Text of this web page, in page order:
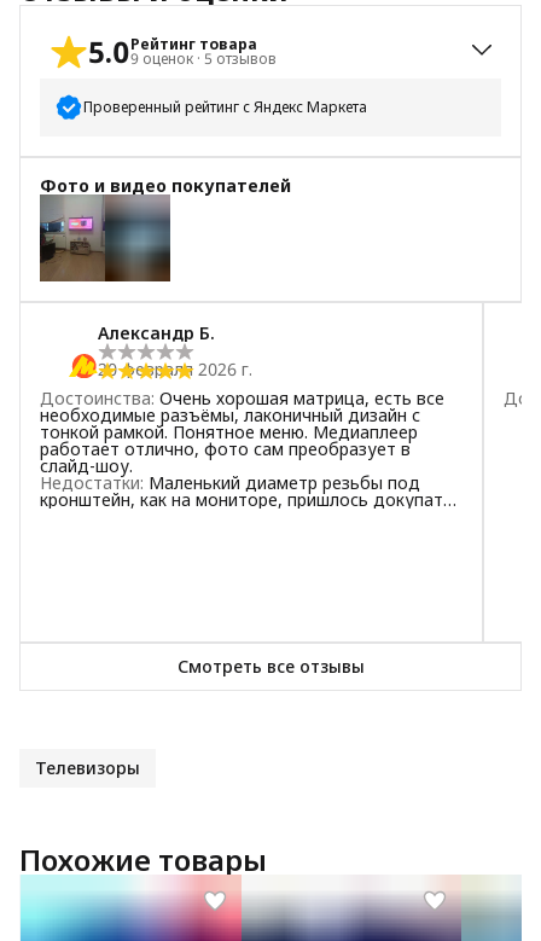
5.0Рейтинг товара
9 оценок · 5 отзывов
Проверенный рейтинг с Яндекс Маркета
5 звёзд
9
4 звезды
3 звезды
2 звезды
1 звезда
Фото и видео покупателей
+1
Александр Б.
20 февраля 2026 г.
Достоинства: Очень хорошая матрица, есть все
необходимые разъëмы, лаконичный дизайн с
тонкой рамкой. Понятное меню. Медиаплеер
работает отлично, фото сам преобразует в
слайд-шоу.
Недостатки: Маленький диаметр резьбы под
кронштейн, как на мониторе, пришлось докупать
винты для настенного крепления.
Смотреть все отзывы
Телевизоры
Похожие товары